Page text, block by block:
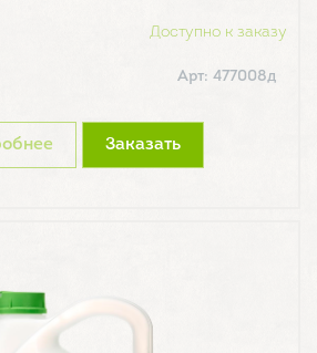
Доступно к заказу
Арт: 477008д
Заказать